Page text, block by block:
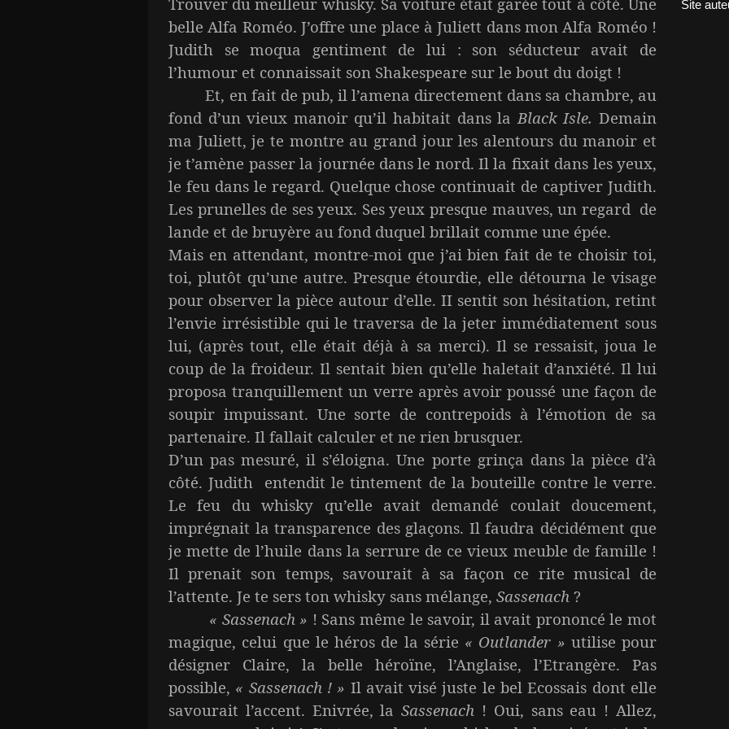
belle Alfa Roméo. J’offre une place à Juliett dans mon Alfa Roméo !
Judith se moqua gentiment de lui : son séducteur avait de
l’humour et connaissait son Shakespeare sur le bout du doigt !
Et, en fait de pub, il l’amena directement dans sa chambre, au
fond d’un vieux manoir qu’il habitait dans laBlack Isle.Demain
ma Juliett, je te montre au grand jour les alentours du manoir et
je t’amène passer la journée dans le nord. Il la fixait dans les yeux,
le feu dans le regard. Quelque chose continuait de captiver Judith.
Les prunelles de ses yeux. Ses yeux presque mauves, un regard de
lande et de bruyère au fond duquel brillait comme une épée.
Mais en attendant, montre-moi que j’ai bien fait de te choisir toi,
toi, plutôt qu’une autre. Presque étourdie, elle détourna le visage
pour observer la pièce autour d’elle. II sentit son hésitation, retint
l’envie irrésistible qui le traversa de la jeter immédiatement sous
lui, (après tout, elle était déjà à sa merci). Il se ressaisit, joua le
coup de la froideur. Il sentait bien qu’elle haletait d’anxiété. Il lui
proposa tranquillement un verre après avoir poussé une façon de
soupir impuissant. Une sorte de contrepoids à l’émotion de sa
partenaire. Il fallait calculer et ne rien brusquer.
D’un pas mesuré, il s’éloigna. Une porte grinça dans la pièce d’à
côté. Judith entendit le tintement de la bouteille contre le verre.
Le feu du whisky qu’elle avait demandé coulait doucement,
imprégnait la transparence des glaçons. Il faudra décidément que
je mette de l’huile dans la serrure de ce vieux meuble de famille !
Il prenait son temps, savourait à sa façon ce rite musical de
l’attente. Je te sers ton whisky sans mélange, Sassenach ?
« Sassenach » ! Sans même le savoir, il avait prononcé le mot
magique, celui que le héros de la série « Outlander » utilise pour
désigner Claire, la belle héroïne, l’Anglaise, l’Etrangère. Pas
possible, « Sassenach ! » Il avait visé juste le bel Ecossais dont elle
savourait l’accent. Enivrée, laSassenach ! Oui, sans eau ! Allez,
Site